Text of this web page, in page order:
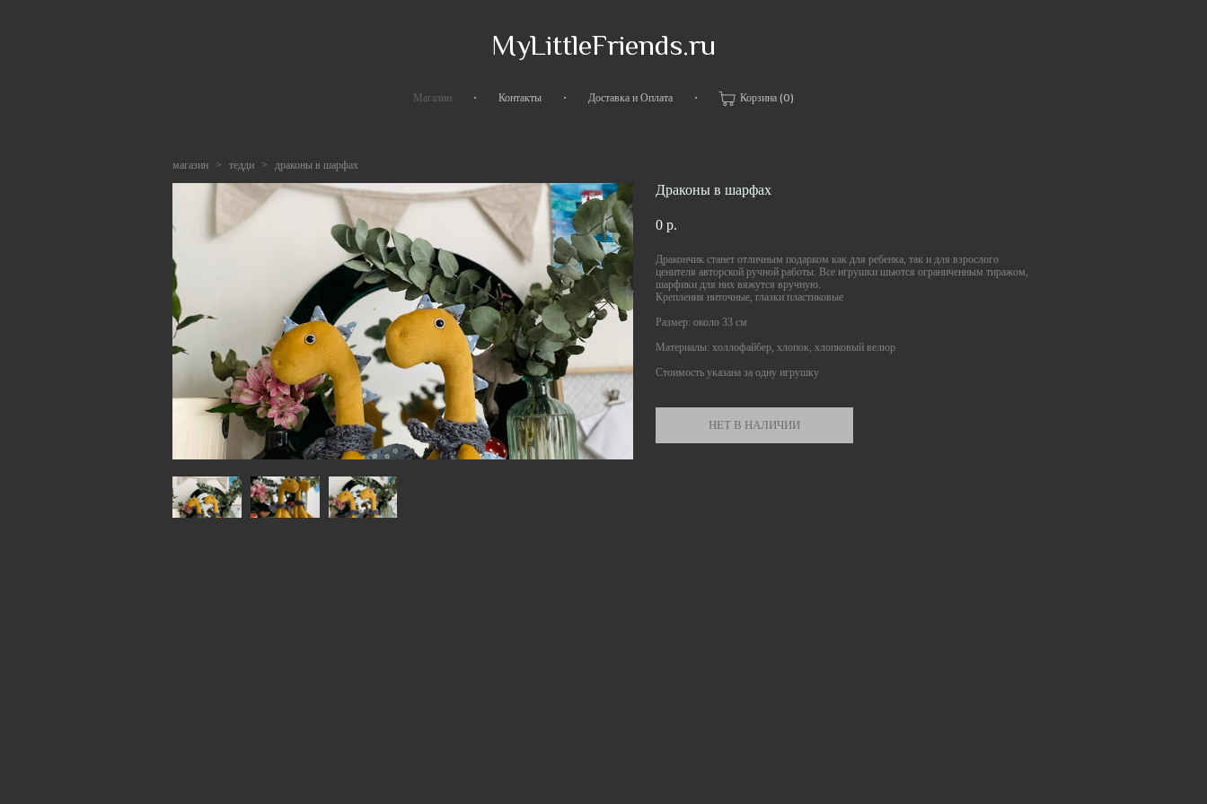
MyLittleFriends.ru
Магазин • Контакты • Доставка и Оплата • Корзина(0)
магазин > тедди > драконы в шарфах
Драконы в шарфах
0 p.
Дракончик станет отличным подарком как для ребенка, так и для взрослого
ценителя авторской ручной работы. Все игрушки шьются ограниченным тиражом,
шарфики для них вяжутся вручную.
Крепления ниточные, глазки пластиковые
Размер: около 33 см
Материалы: холлофайбер, хлопок, хлопковый велюр
Стоимость указана за одну игрушку
НЕТ В НАЛИЧИИ